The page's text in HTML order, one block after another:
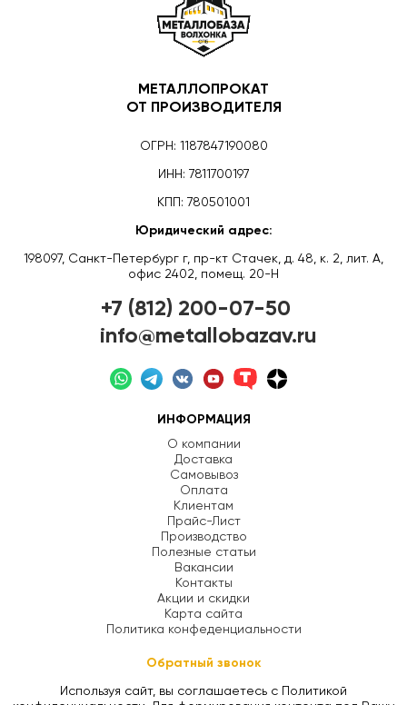
МЕТАЛЛОПРОКАТ
ОТ ПРОИЗВОДИТЕЛЯ
ОГРН: 1187847190080
ИНН: 7811700197
КПП: 780501001
Юридический адрес:
198097, Санкт-Петербург г, пр-кт Стачек, д. 48, к. 2, лит. А,
офис 2402, помещ. 20-Н
+7 (812) 200-07-50
info@metallobazav.ru
ИНФОРМАЦИЯ
О компании
Доставка
Самовывоз
Оплата
Клиентам
Прайс-Лист
Производство
Полезные статьи
Вакансии
Контакты
Акции и скидки
Карта сайта
Политика конфеденциальности
Обратный звонок
Используя сайт, вы соглашаетесь с Политикой